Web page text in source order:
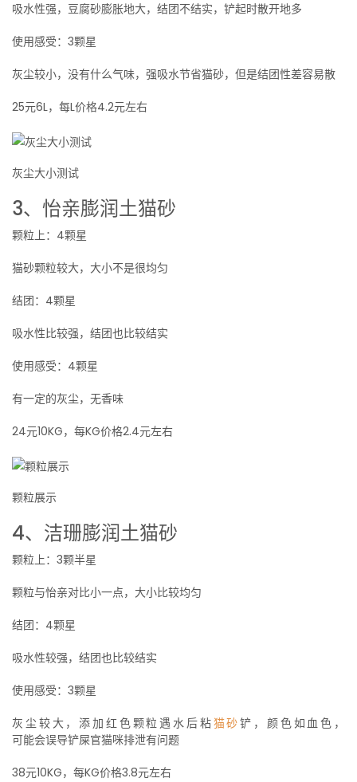
吸水性强，豆腐砂膨胀地大，结团不结实，铲起时散开地多
使用感受：3颗星
灰尘较小，没有什么气味，强吸水节省猫砂，但是结团性差容易散
25元6L，每L价格4.2元左右
灰尘大小测试
3、怡亲膨润土猫砂
颗粒上：4颗星
猫砂颗粒较大，大小不是很均匀
结团：4颗星
吸水性比较强，结团也比较结实
使用感受：4颗星
有一定的灰尘，无香味
24元10KG，每KG价格2.4元左右
颗粒展示
4、洁珊膨润土猫砂
颗粒上：3颗半星
颗粒与怡亲对比小一点，大小比较均匀
结团：4颗星
吸水性较强，结团也比较结实
使用感受：3颗星
灰尘较大，添加红色颗粒遇水后粘猫砂铲，颜色如血色，
可能会误导铲屎官猫咪排泄有问题
38元10KG，每KG价格3.8元左右